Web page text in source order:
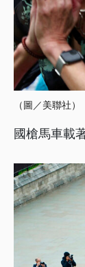
（圖／美聯社）
國槍馬車載